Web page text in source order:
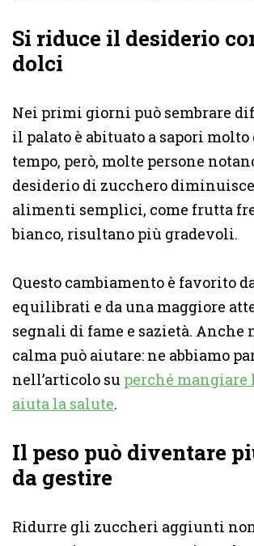
Si riduce il desiderio
dolci
Nei primi giorni può sembrare
il palato è abituato a sapori
tempo, però, molte persone
desiderio di zucchero
alimenti semplici, come frutta
bianco, risultano più gradevoli.
Questo cambiamento è favorito
equilibrati e da una maggiore
segnali di fame e sazietà. Anche
calma può aiutare: ne abbiamo
nell’articolo su perché mangiare
aiuta la salute.
Il peso può diventare
da gestire
Ridurre gli zuccheri aggiunti